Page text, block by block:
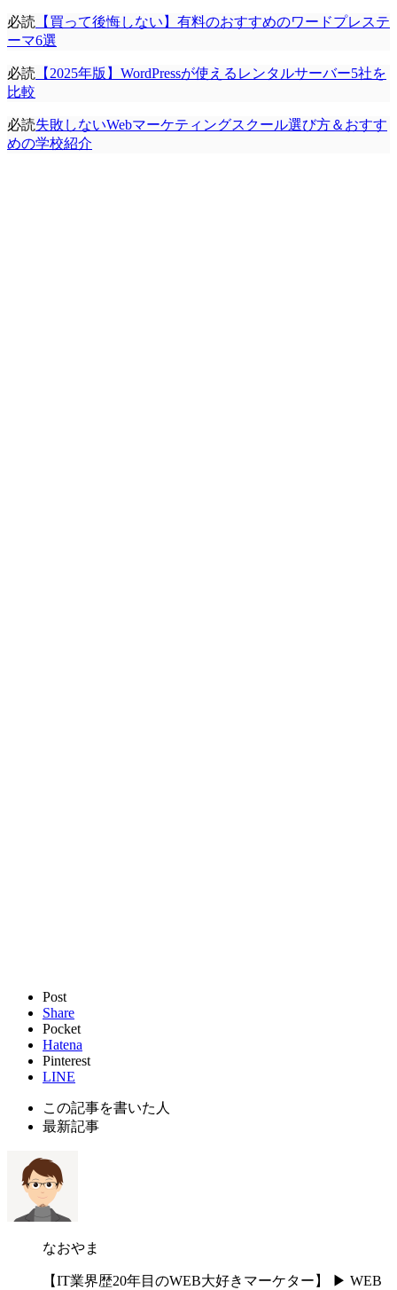
必読 【買って後悔しない】有料のおすすめのワードプレステ
ーマ6選
必読 【2025年版】WordPressが使えるレンタルサーバー5社を
比較
必読失敗しないWebマーケティングスクール選び方＆おすす
めの学校紹介
Post
Share
Pocket
Hatena
Pinterest
LINE
この記事を書いた人
最新記事
なおやま
【IT業界歴20年目のWEB大好きマーケター】 ▶︎ WEB